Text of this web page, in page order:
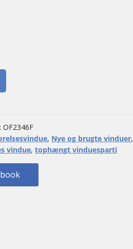
OF2346F
, Nye og brugte vinduer,
vindue, tophængt vinduesparti